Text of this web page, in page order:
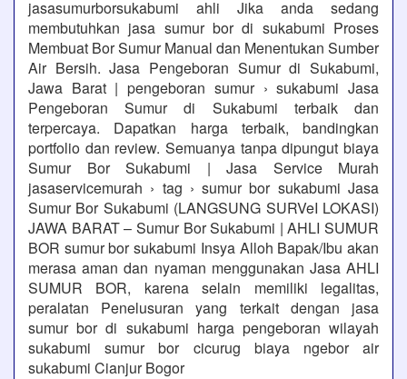
jasasumurborsukabumi ahli Jika anda sedang
membutuhkan jasa sumur bor di sukabumi Proses
Membuat Bor Sumur Manual dan Menentukan Sumber
Air Bersih. Jasa Pengeboran Sumur di Sukabumi,
Jawa Barat | pengeboran sumur › sukabumi Jasa
Pengeboran Sumur di Sukabumi terbaik dan
terpercaya. Dapatkan harga terbaik, bandingkan
portfolio dan review. Semuanya tanpa dipungut biaya
Sumur Bor Sukabumi | Jasa Service Murah
jasaservicemurah › tag › sumur bor sukabumi Jasa
Sumur Bor Sukabumi (LANGSUNG SURVeI LOKASI)
JAWA BARAT – Sumur Bor Sukabumi | AHLI SUMUR
BOR sumur bor sukabumi Insya Alloh Bapak/Ibu akan
merasa aman dan nyaman menggunakan Jasa AHLI
SUMUR BOR, karena selain memiliki legalitas,
peralatan Penelusuran yang terkait dengan jasa
sumur bor di sukabumi harga pengeboran wilayah
sukabumi sumur bor cicurug biaya ngebor air
sukabumi Cianjur Bogor